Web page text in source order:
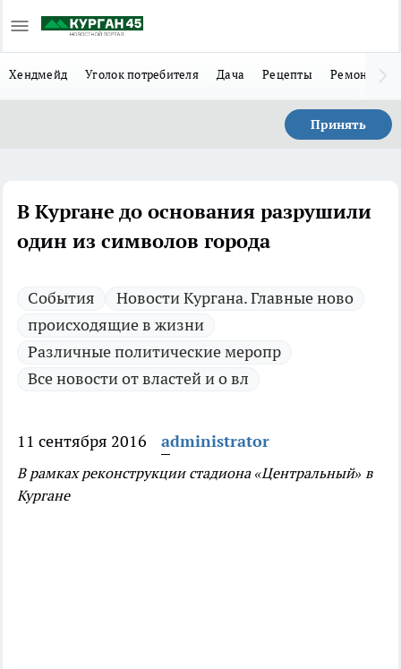
Хендмейд Уголок потребителя Дача Рецепты Ремонт
Принять
В Кургане до основания разрушили
один из символов города
Cобытия
Новости Кургана. Главные ново
происходящие в жизни
Различные политические меропр
Все новости от властей и о вл
11 сентября 2016 administrator
В рамках реконструкции стадиона «Центральный» в
Кургане